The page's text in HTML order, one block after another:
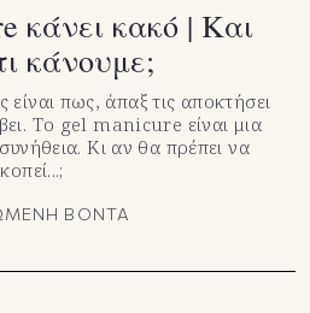
κάνει κακό | Και
κάνουμε;
είναι πως, άπαξ τις αποκτήσει
Το gel manicure είναι μια
Κι αν θα πρέπει να
κοπεί...;
ΒΟΝΤΑ